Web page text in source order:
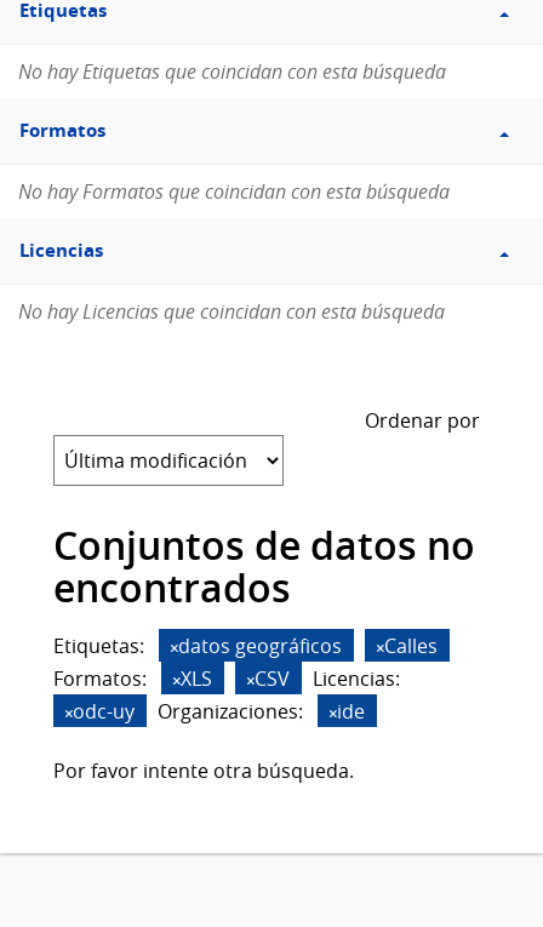
Etiquetas
Etiquetas
No hay Etiquetas que coincidan con esta búsqueda
Filtro
Formatos
Formatos
No hay Formatos que coincidan con esta búsqueda
Filtro
Licencias
Licencias
No hay Licencias que coincidan con esta búsqueda
Ordenar por
Conjuntos de datos no
encontrados
Etiquetas: datos geográficos
Calles
Formatos:
XLS CSV
Licencias:
odc-uy
Organizaciones: ide
Por favor intente otra búsqueda.